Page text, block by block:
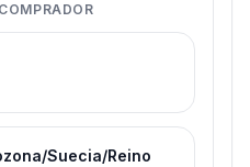
Suecia/Reino